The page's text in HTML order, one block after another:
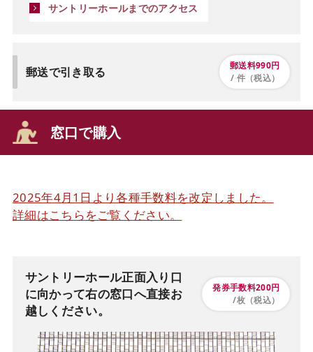
サントリーホールまでのアクセス
郵送で引き取る
郵送料990円
/ 件（税込）
窓口で購入
2025年4月1日より各種手数料を改定しました。
詳細はこちらをご覧ください。
サントリーホール正面入り口
に向かって右の窓口へ直接お
越しください。
発券手数料200円
/枚（税込）